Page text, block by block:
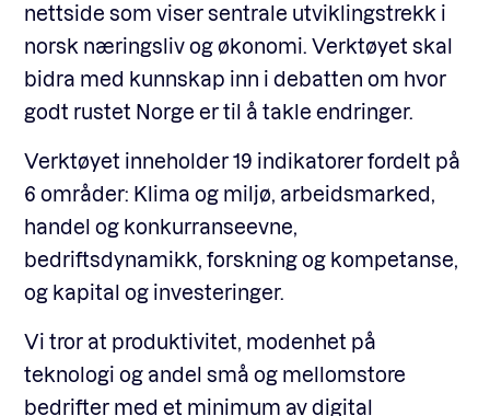
nettside som viser sentrale utviklingstrekk i
norsk næringsliv og økonomi. Verktøyet skal
bidra med kunnskap inn i debatten om hvor
godt rustet Norge er til å takle endringer.
Verktøyet inneholder 19 indikatorer fordelt på
6 områder: Klima og miljø, arbeidsmarked,
handel og konkurranseevne,
bedriftsdynamikk, forskning og kompetanse,
og kapital og investeringer.
Vi tror at produktivitet, modenhet på
teknologi og andel små og mellomstore
bedrifter med et minimum av digital